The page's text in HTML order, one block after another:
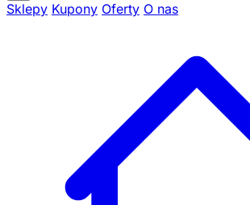
Sklepy Kupony Oferty O nas